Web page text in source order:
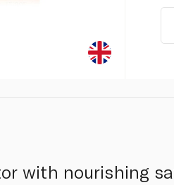
with nourishing